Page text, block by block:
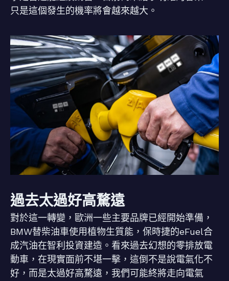
只是這個發生的機率將會越來越大。
過去太過好高騖遠
對於這一轉變，歐洲一些主要品牌已經開始準備，
BMW替柴油車使用植物生質能，保時捷的eFuel合
成汽油在智利投資建造。看來過去幻想的零排放電
動車，在現實面前不堪一擊，這倒不是說電氣化不
好，而是太過好高騖遠，我們可能終將走向電氣